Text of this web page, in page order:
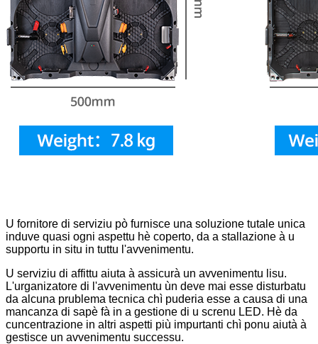
U fornitore di serviziu pò furnisce una soluzione tutale unica
induve quasi ogni aspettu hè coperto, da a stallazione à u
supportu in situ in tuttu l'avvenimentu.
U serviziu di affittu aiuta à assicurà un avvenimentu lisu.
L'urganizatore di l'avvenimentu ùn deve mai esse disturbatu
da alcuna prublema tecnica chì puderia esse a causa di una
mancanza di sapè fà in a gestione di u screnu LED. Hè da
cuncentrazione in altri aspetti più impurtanti chì ponu aiutà à
gestisce un avvenimentu successu.